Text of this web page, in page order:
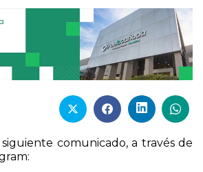
comunicado, a través de